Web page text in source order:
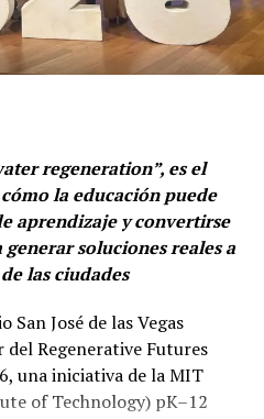
regeneration”, es el
la educación puede
aprendizaje y convertirse
soluciones reales a
las ciudades
San José de las Vegas
Regenerative Futures
una iniciativa de la MIT
of Technology) pK–12